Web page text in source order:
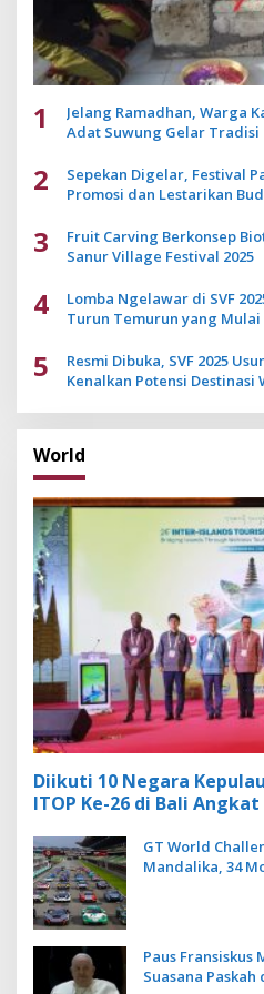
1
Jelang Ramadhan, Warga
Adat Suwung Gelar
2
Sepekan Digelar, Festival
Promosi dan Lestarikan
3
Fruit Carving Berkonsep
Sanur Village Festival 2025
4
Lomba Ngelawar di SVF
Turun Temurun yang
5
Resmi Dibuka, SVF 2025
Kenalkan Potensi Destinasi
World
Diikuti 10 Negara
ITOP Ke-26 di Bali
GT World
Mandalika, 34
Paus
Suasana Paskah